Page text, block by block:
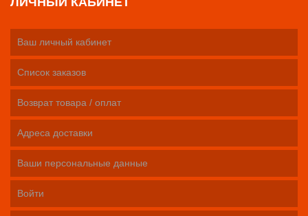
Ваш личный кабинет
Список заказов
Возврат товара / оплат
Адреса доставки
Ваши персональные данные
Войти